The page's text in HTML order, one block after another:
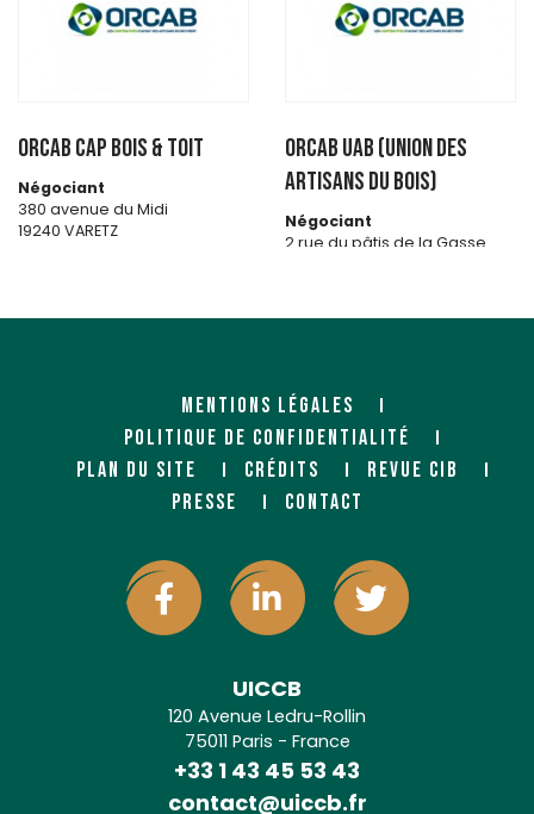
ORCAB CAP BOIS & TOIT
Négociant
380 avenue du Midi
19240 VARETZ
ORCAB UAB (Union des
artisans du bois)
Négociant
2 rue du pâtis de la Gasse
MENTIONS LÉGALES
POLITIQUE DE CONFIDENTIALITÉ
PLAN DU SITE
CRÉDITS
REVUE CIB
PRESSE
CONTACT
UICCB
120 Avenue Ledru-Rollin
75011 Paris - France
+33 1 43 45 53 43
contact@uiccb.fr